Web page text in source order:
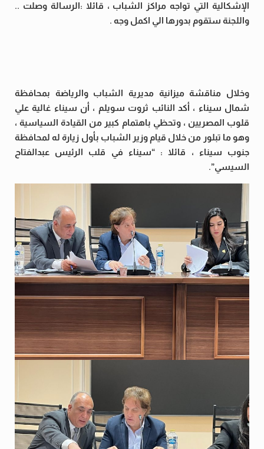
الإشكالية التي تواجه مراكز الشباب ، قائلا :الرسالة وصلت ..
واللجنة ستقوم بدورها الي اكمل وجه .
وخلال مناقشة ميزانية مديرية الشباب والرياضة بمحافظة
شمال سيناء ، أكد النائب ثروت سويلم ، أن سيناء غالية علي
قلوب المصريين ، وتحظي باهتمام كبير من القيادة السياسية ،
وهو ما تبلور من خلال قيام وزير الشباب بأول زيارة له لمحافظة
جنوب سيناء ، قائلا : “سيناء في قلب الرئيس عبدالفتاح
السيسي”.